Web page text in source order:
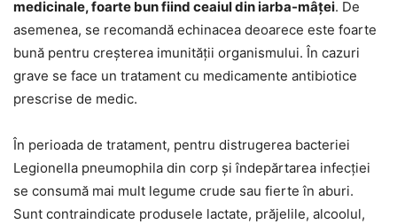
medicinale, foarte bun fiind ceaiul din iarba-mâței. De
asemenea, se recomandă echinacea deoarece este foarte
bună pentru creșterea imunității organismului. În cazuri
grave se face un tratament cu medicamente antibiotice
prescrise de medic.
În perioada de tratament, pentru distrugerea bacteriei
Legionella pneumophila din corp și îndepărtarea infecției
se consumă mai mult legume crude sau fierte în aburi.
Sunt contraindicate produsele lactate, prăjelile, alcoolul,